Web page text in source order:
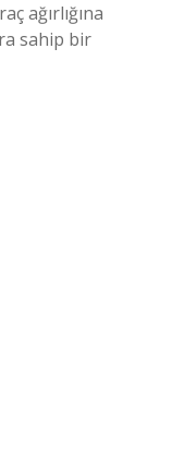
ağırlığına
sahip bir